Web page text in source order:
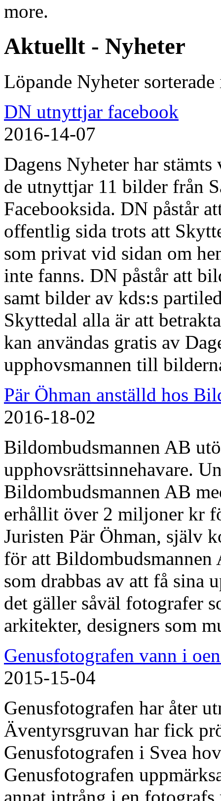
more.
Aktuellt - Nyheter
Löpande Nyheter
DN utnyttjar facebook
2016-14-07
Dagens Nyheter har
de utnyttjar 11 bilder från
Facebooksida. DN påstår
offentlig sida trots att
som privat vid sidan om
inte fanns. DN påstår att
samt bilder av kds:s
Skyttedal alla är att
kan användas gratis av
upphovsmannen till
Pär Öhman anställd hos
2016-18-02
Bildombudsmannen AB
upphovsrättsinnehavare.
Bildombudsmannen AB
erhållit över 2 miljoner kr
Juristen Pär Öhman, själv
för att
som drabbas av att få sina
det gäller såväl fotografer
arkitekter, designers som
Genusfotografen vann i
2015-15-04
Genusfotografen har åter
Äventyrsgruvan har fick
Genusfotografen i Svea
Genusfotografen
annat intrång i en fotografs